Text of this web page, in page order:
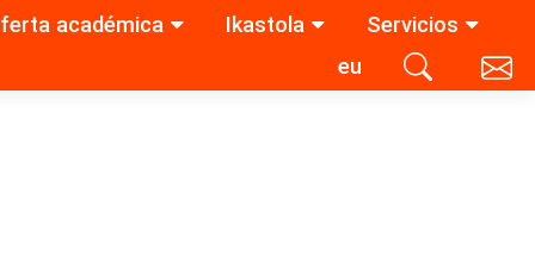
académica Ikastola
Servicios
eu
Buscar
Contacta con nosotros